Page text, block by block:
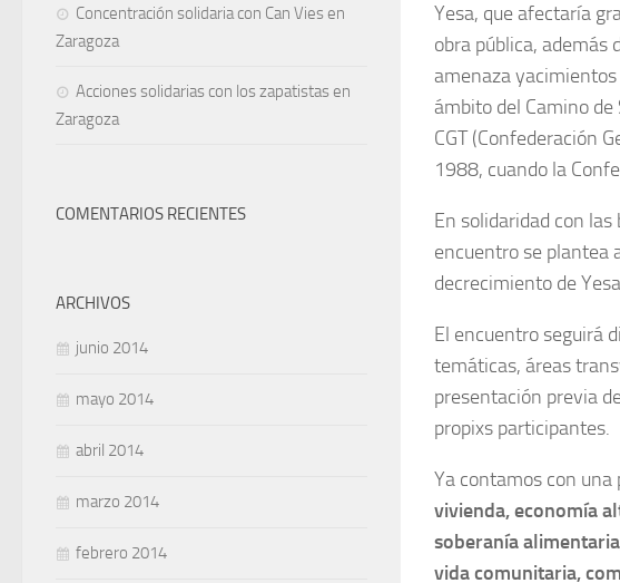
Yesa, que afectaría
obra pública, además
amenaza
ámbito del Camino
CGT (Confederación
1988, cuando la
En solidaridad con
encuentro se plantea
decrecimiento de
El encuentro seguirá
temáticas, áreas
presentación previa
propixs participantes.
Ya contamos con una
vivienda, economía
soberanía
vida comunitaria,
Concentración solidaria con Can Vies en
Zaragoza
Acciones solidarias con los zapatistas en
Zaragoza
COMENTARIOS RECIENTES
ARCHIVOS
junio 2014
mayo 2014
abril 2014
marzo 2014
febrero 2014